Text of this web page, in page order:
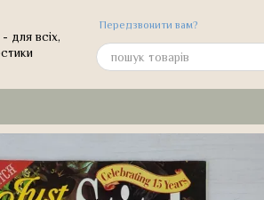
Передзвонити вам?